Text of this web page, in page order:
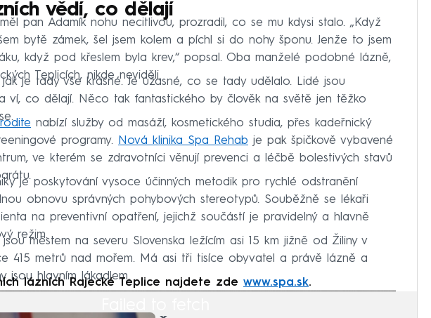
vědí, co dělají
pan Adamík nohu necitlivou, prozradil, co se mu kdysi stalo. „Když
bytě zámek, šel jsem kolem a píchl si do nohy šponu. Jenže to jsem
když pod křeslem byla krev,“ popsal. Oba manželé podobné lázně,
Teplicích, nikde neviděli.
jak je tady vše krásné. Je úžasné, co se tady udělalo. Lidé jsou
ví, co dělají. Něco tak fantastického by člověk na světě jen těžko
nabízí služby od masáží, kosmetického studia, přes kadeřnický
programy. Nová klinika Spa Rehab je pak špičkově vybavené
ve kterém se zdravotníci věnují prevenci a léčbě bolestivých stavů
je poskytování vysoce účinných metodik pro rychlé odstranění
obnovu správných pohybových stereotypů. Souběžně se lékaři
na preventivní opatření, jejichž součástí je pravidelný a hlavně
režim.
městem na severu Slovenska ležícím asi 15 km jižně od Žiliny v
415 metrů nad mořem. Má asi tři tisíce obyvatel a právě lázně a
jsou hlavním lákadlem.
lázních Rajecké Teplice najdete zde www.spa.sk.